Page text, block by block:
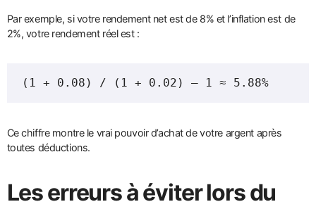
Par exemple, si votre rendement net est de 8% et l’inflation est de
2%, votre rendement réel est :
(1 + 0.08) / (1 + 0.02) – 1 ≈ 5.88%
Ce chiffre montre le vrai pouvoir d’achat de votre argent après
toutes déductions.
Les erreurs à éviter lors du